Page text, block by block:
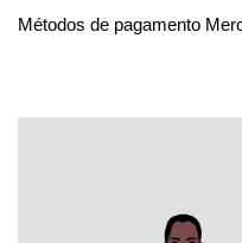
Métodos de pagamento